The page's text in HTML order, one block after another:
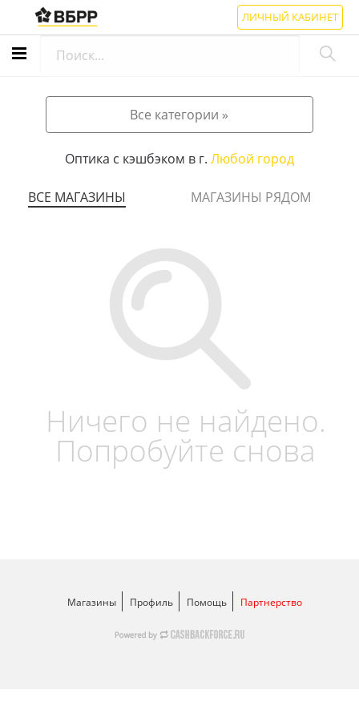
ЛИЧНЫЙ КАБИНЕТ
Все категории »
Оптика с кэшбэком в г. Любой город
ВСЕ МАГАЗИНЫ МАГАЗИНЫ РЯДОМ
Ничего не найдено.
Попробуйте снова
Магазины Профиль Помощь Партнерство